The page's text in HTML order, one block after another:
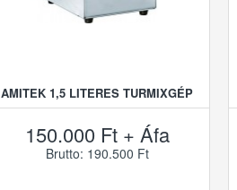
AMITEK 1,5 LITERES TURMIXGÉP
150.000 Ft + Áfa
Brutto: 190.500 Ft